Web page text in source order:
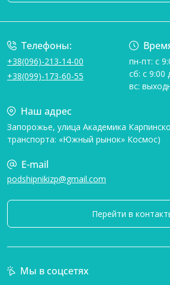
Телефоны:
+38(096)-213-14-00
+38(099)-173-60-55
пн-пт: с
сб: с 9:00
вс:
Наш адрес
Запорожье, улица Академика
транспорта: «Южный рынок» Космос)
E-mail
podshipnikizp@gmail.com
Перейти в
Мы в соцсетях